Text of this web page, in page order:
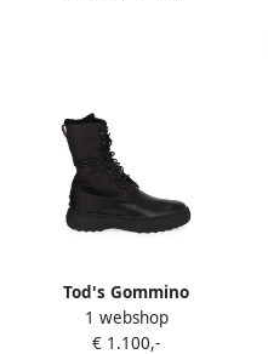
Tod's Gommino
enkellaarzen met veters
Zwart
1 webshop
€ 1.100,-